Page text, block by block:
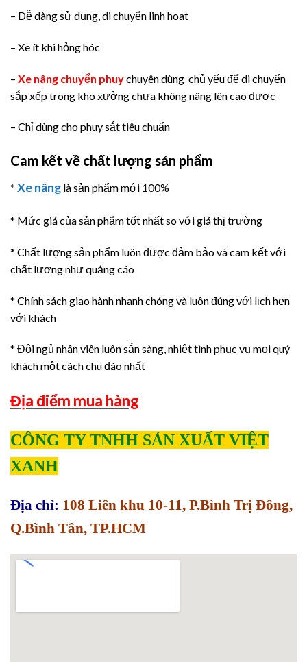
– Dễ dàng sử dụng, di chuyển linh hoat
– Xe ít khi hỏng hóc
– Xe nâng chuyển phuychuyên dùng chủ yếu để di chuyển
sắp xếp trong kho xưởng chưa không nâng lên cao được
– Chỉ dùng cho phuy sắt tiêu chuẩn
Cam kết về chất lượng sản phẩm
* Xe nâng là sản phẩm mới 100%
* Mức giá của sản phẩm tốt nhất so với giá thị trường
* Chất lượng sản phẩm luôn được đảm bảo và cam kết với
chất lương như quảng cáo
* Chính sách giao hành nhanh chóng và luôn đúng với lịch hẹn
với khách
* Đội ngủ nhân viên luôn sẵn sàng, nhiệt tình phục vụ mọi quý
khách một cách chu đáo nhất
Địa điểm mua hàng
CÔNG TY TNHH SẢN XUẤT VIỆT
XANH
Địa chỉ: 108 Liên khu 10-11, P.Bình Trị Đông,
Q.Bình Tân, TP.HCM